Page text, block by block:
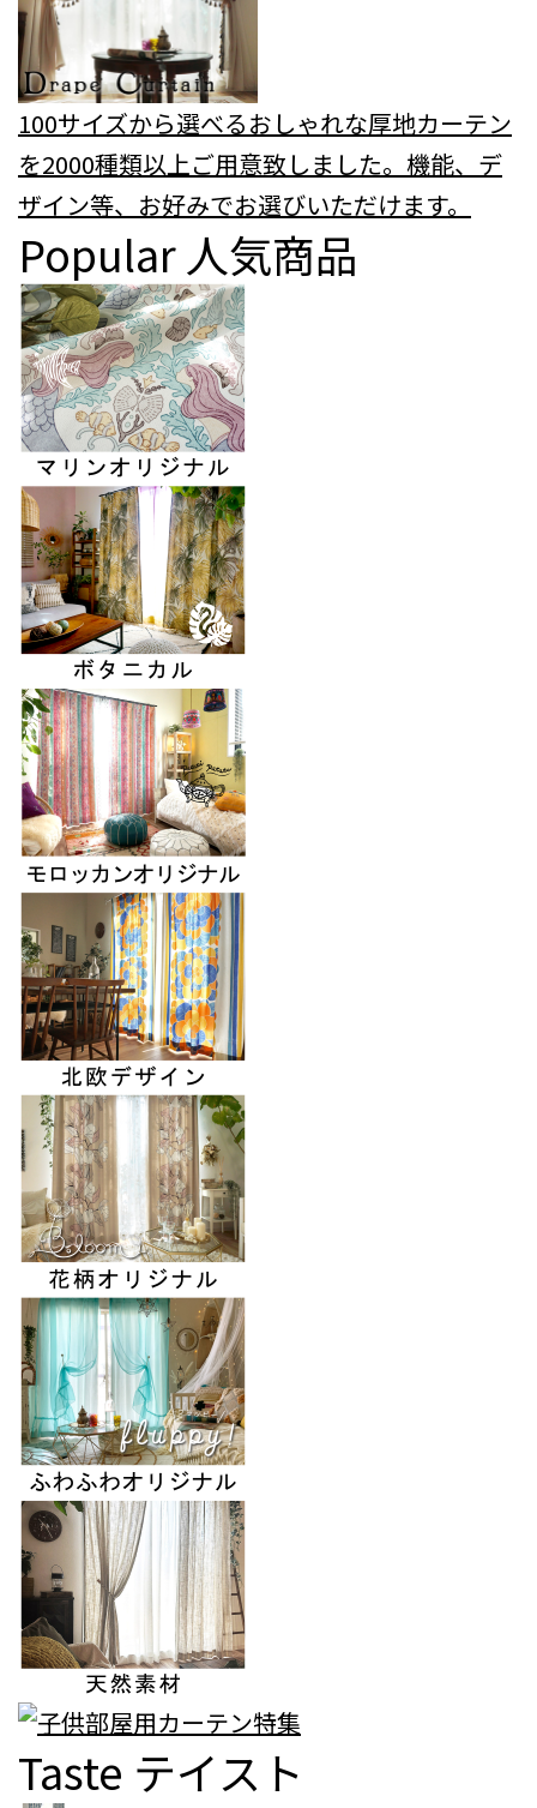
100サイズから選べるおしゃれな厚地カーテン
を2000種類以上ご用意致しました。機能、デ
ザイン等、お好みでお選びいただけます。
Popular 人気商品
Taste テイスト